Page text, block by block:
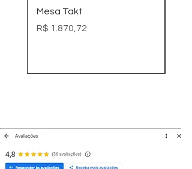
Mesa Takt
Preço
R$ 1.870,72